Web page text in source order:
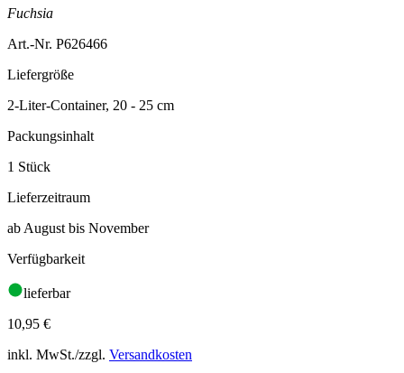
Fuchsia
Art.-Nr. P626466
Liefergröße
2-Liter-Container, 20 - 25 cm
Packungsinhalt
1 Stück
Lieferzeitraum
ab August bis November
Verfügbarkeit
lieferbar
10,95 €
inkl. MwSt./zzgl. Versandkosten